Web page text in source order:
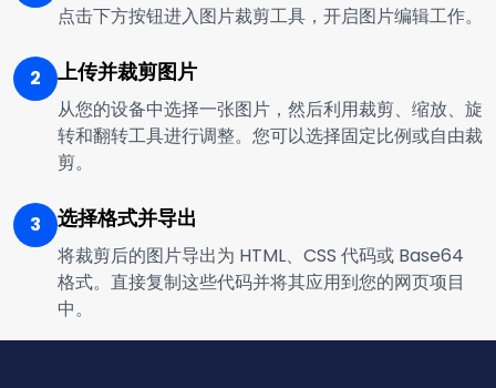
点击下方按钮进入图片裁剪工具，开启图片编辑工作。
2 上传并裁剪图片
从您的设备中选择一张图片，然后利用裁剪、缩放、旋
转和翻转工具进行调整。您可以选择固定比例或自由裁
剪。
3 选择格式并导出
将裁剪后的图片导出为 HTML、CSS 代码或 Base64
格式。直接复制这些代码并将其应用到您的网页项目
中。